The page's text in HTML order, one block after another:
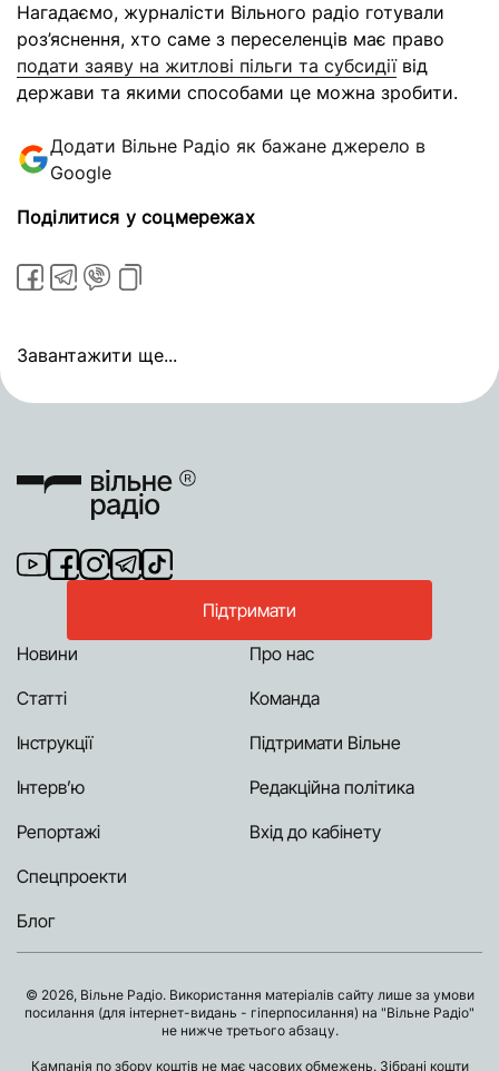
Нагадаємо, журналісти Вільного радіо готували
роз’яснення, хто саме з переселенців має право
подати заяву на житлові пільги та субсидіївід
держави та якими способами це можна зробити.
Додати Вільне Радіо як бажане джерело в
Google
Поділитися у соцмережах
Завантажити ще...
Підтримати
Новини
Статті
Інструкції
Інтерв’ю
Репортажі
Спецпроекти
Блог
Про нас
Команда
Підтримати Вільне
Редакційна політика
Вхід до кабінету
© 2026, Вільне Радіо. Використання матеріалів сайту лише за умови
посилання (для інтернет-видань - гіперпосилання) на "Вільне Радіо"
не нижче третього абзацу.
Кампанія по збору коштів не має часових обмежень. Зібрані кошти